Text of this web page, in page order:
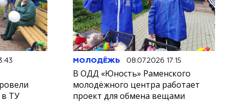
ТУ
МОЛОДЁЖЬ 08.07.2026 17:15
В ОДД «Юность» Раменского
молодёжного центра работает
проект для обмена вещами